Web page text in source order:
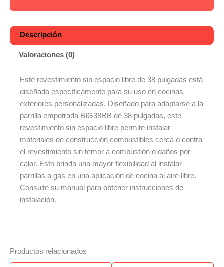
Descripción
Valoraciones (0)
Este revestimiento sin espacio libre de 38 pulgadas está
diseñado específicamente para su uso en cocinas
exteriores personalizadas. Diseñado para adaptarse a la
parrilla empotrada BIG38RB de 38 pulgadas, este
revestimiento sin espacio libre permite instalar
materiales de construcción combustibles cerca o contra
el revestimiento sin temor a combustión o daños por
calor. Esto brinda una mayor flexibilidad al instalar
parrillas a gas en una aplicación de cocina al aire libre.
Consulte su manual para obtener instrucciones de
instalación.
Productos relacionados